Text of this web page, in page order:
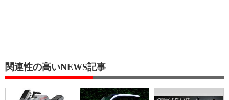
関連性の高いNEWS記事